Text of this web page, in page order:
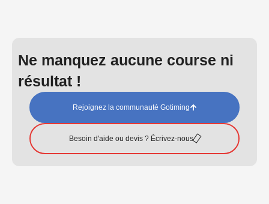
Ne manquez aucune course ni
résultat !
Rejoignez la communauté Gotiming
Besoin d'aide ou devis ? Écrivez-nous